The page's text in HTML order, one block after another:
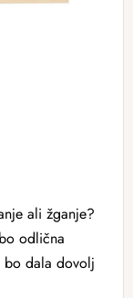
ali žganje?
odlična
bo dala dovolj